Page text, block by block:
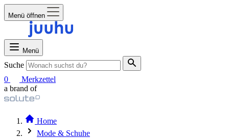
Menü öffnen
Menü
Suche
0
Merkzettel
a brand of
Home
Mode & Schuhe